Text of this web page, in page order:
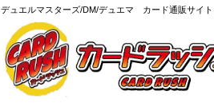
デュエルマスターズ/DM/デュエマ カード通販サイト